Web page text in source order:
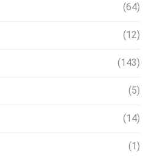
(64)
(12)
(143)
(5)
(14)
(1)